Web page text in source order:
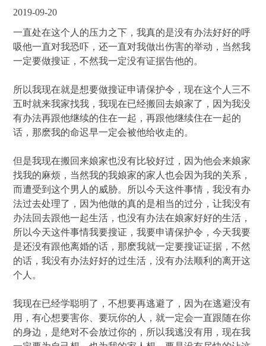
2019-09-20
一直处在这个人的压力之下，我真的是没有办法好好的呼
吸他一直对我恐吓，还一直对我做出伤害的举动，当然我
一定要做搜证，不然我一定没有证据告他的。
所以我现在就是想要做搜证申请保护令，现在这个人三不
五时就来我家找我，我现在已经搬回去娘家了，因为我没
有办法再跟他继续的住在一起，再跟他继续住在一起的
话，那麽我的命迟早一定会被他给收走的。
但是我现在搬回来娘家也没有比较好过，因为他会来娘家
找我的麻烦，当然我的我娘家的家人也会因为我的关系，
而遭受到这个男人的威胁。所以今天这件事情，我没有办
法过去处理了，因为他做的真的是相当的过分，让我没有
办法回去跟他一起生活，也没有办法在娘家好好的生活，
所以今天这件事情我要搜证，我要申请保护令，今天我要
是还没有跟他离婚的话，那麽我就一定要搜证证据，不然
的话，我没有办法好好的过生活，没有办法顺利的离开这
个人。
我现在已经学聪明了，不想要再逃避了，因为在逃避没有
用，有心想要害你、要玩你的人，就一定会一直跟随在你
的身边，是绝对不会放过你的，所以我逃没有用，现在我